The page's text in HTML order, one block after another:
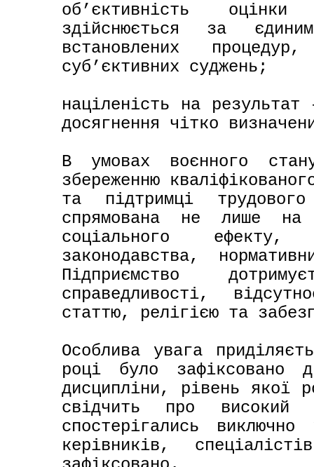
об’єктивність
здійснюється за
встановлених
суб’єктивних суджень;
націленість на
досягнення чітко
В умовах воєнного
збереженню
та підтримці
спрямована не лише
соціального
законодавства,
Підприємство
справедливості,
статтю, релігією та
Особлива увага
році було зафіксовано
дисципліни, рівень якої
свідчить про високий
спостерігались
керівників,